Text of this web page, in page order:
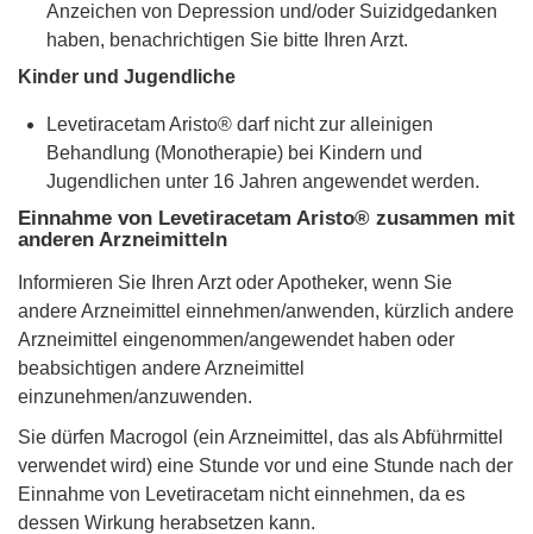
Anzeichen von Depression und/oder Suizidgedanken
haben, benachrichtigen Sie bitte Ihren Arzt.
Kinder und Jugendliche
Levetiracetam Aristo® darf nicht zur alleinigen
Behandlung (Monotherapie) bei Kindern und
Jugendlichen unter 16 Jahren angewendet werden.
Einnahme von Levetiracetam Aristo® zusammen mit
anderen Arzneimitteln
Informieren Sie Ihren Arzt oder Apotheker, wenn Sie
andere Arzneimittel einnehmen/anwenden, kürzlich andere
Arzneimittel eingenommen/angewendet haben oder
beabsichtigen andere Arzneimittel
einzunehmen/anzuwenden.
Sie dürfen Macrogol (ein Arzneimittel, das als Abführmittel
verwendet wird) eine Stunde vor und eine Stunde nach der
Einnahme von Levetiracetam nicht einnehmen, da es
dessen Wirkung herabsetzen kann.